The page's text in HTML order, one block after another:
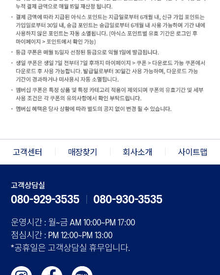
고객센터 매장찾기 회사소개 사이트맵
고객상담실
080-929-3535 080-930-3535
운영시간 : 월~금 AM 10:00~PM 17:00
점심시간 : PM 12:00~PM 13:00
*공휴일은 고객상담실 휴무입니다.